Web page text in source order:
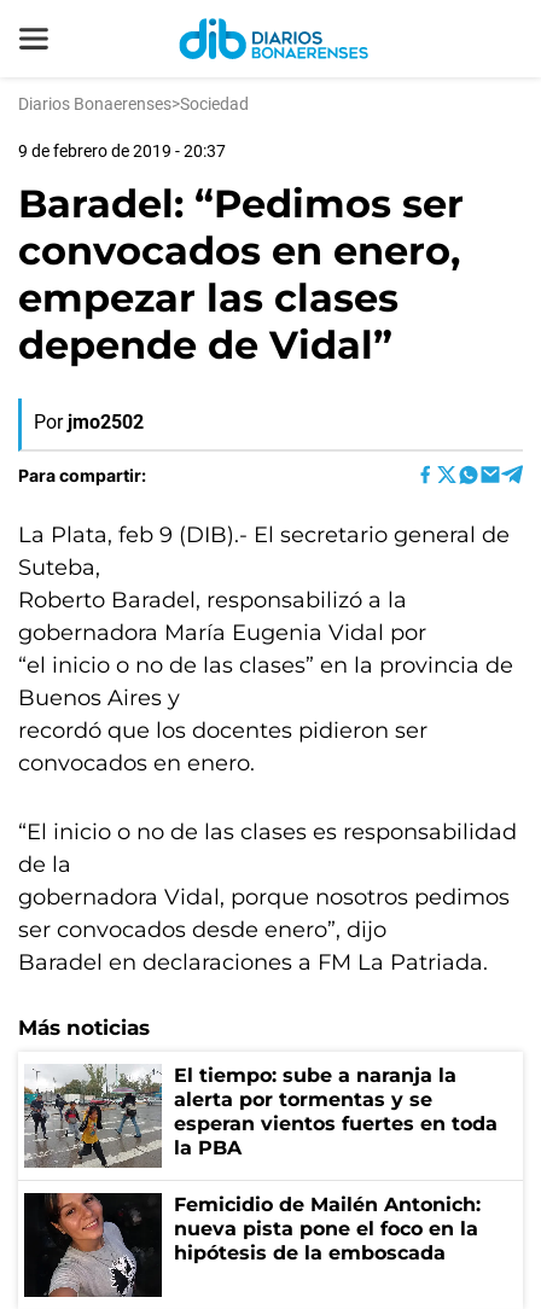
Diarios Bonaerenses>Sociedad
9 de febrero de 2019 - 20:37
Baradel: “Pedimos ser
convocados en enero,
empezar las clases
depende de Vidal”
Por jmo2502
Para compartir:
La Plata, feb 9 (DIB).- El secretario general de
Suteba,
Roberto Baradel, responsabilizó a la
gobernadora María Eugenia Vidal por
“el inicio o no de las clases” en la provincia de
Buenos Aires y
recordó que los docentes pidieron ser
convocados en enero.
“El inicio o no de las clases es responsabilidad
de la
gobernadora Vidal, porque nosotros pedimos
ser convocados desde enero”, dijo
Baradel en declaraciones a FM La Patriada.
Más noticias
El tiempo: sube a naranja la
alerta por tormentas y se
esperan vientos fuertes en toda
la PBA
Femicidio de Mailén Antonich:
nueva pista pone el foco en la
hipótesis de la emboscada